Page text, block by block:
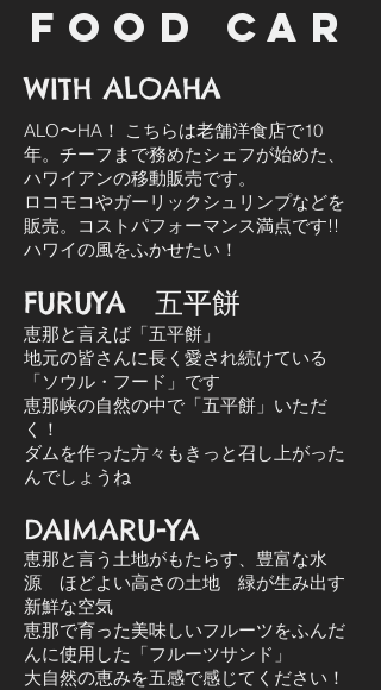
FOOD CAR
WITH ALOAHA
ALO〜HA！
こちらは老舗洋食店で10
年。チーフまで務めたシェフが始めた、
ハワイアンの移動販売です。
ロコモコやガーリックシュリンプなどを
販売。コストパフォーマンス満点です!!
ハワイの風をふかせたい！
FURUYA 五平餅
恵那と言えば「五平餅」
地元の皆さんに長く愛され続けている
「ソウル・フード」です
恵那峡の自然の中で「五平餅」いただ
く！
ダムを作った方々もきっと召し上がった
んでしょうね
DAIMARU-YA
恵那と言う土地がもたらす、豊富な水
源 ほどよい高さの土地 緑が生み出す
新鮮な空気
恵那で育った美味しいフルーツをふんだ
んに使用した「フルーツサンド」
大自然の恵みを五感で感じてください！